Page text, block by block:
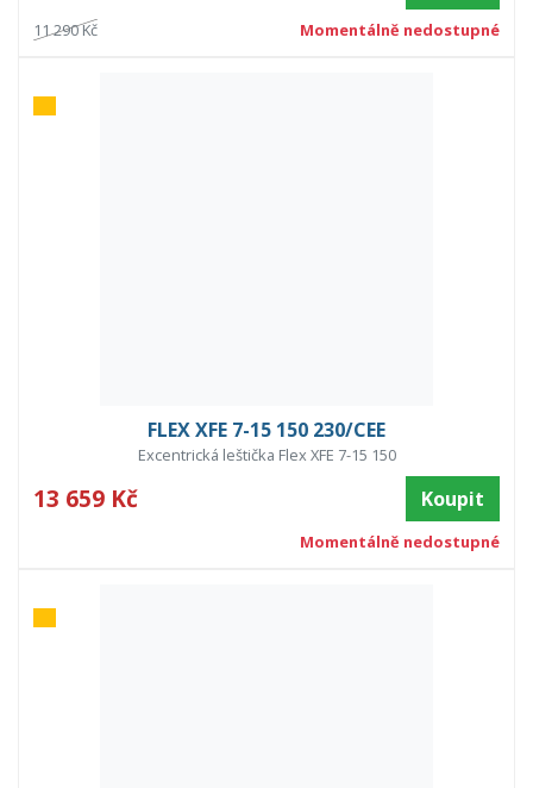
11 290 Kč Momentálně nedostupné
FLEX XFE 7-15 150 230/CEE
Excentrická leštička Flex XFE 7-15 150
13 659 Kč Koupit
Momentálně nedostupné